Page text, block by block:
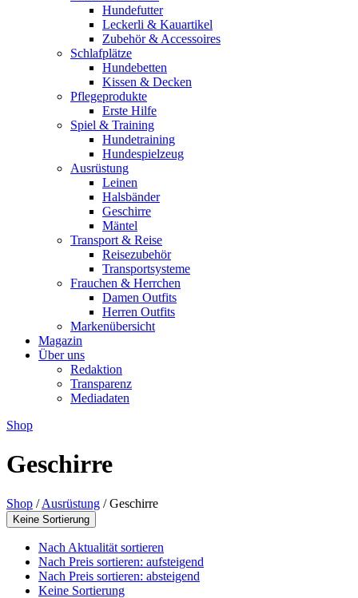
Hundefutter
Leckerli & Kauartikel
Zubehör & Accessoires
Schlafplätze
Hundebetten
Kissen & Decken
Pflegeprodukte
Erste Hilfe
Spiel & Training
Hundetraining
Hundespielzeug
Ausrüstung
Leinen
Halsbänder
Geschirre
Mäntel
Transport & Reise
Reisezubehör
Transportsysteme
Frauchen & Herrchen
Damen Outfits
Herren Outfits
Markenübersicht
Magazin
Über uns
Redaktion
Transparenz
Mediadaten
Shop
Geschirre
Shop /Ausrüstung /Geschirre
Keine Sortierung
Nach Aktualität sortieren
Nach Preis sortieren: aufsteigend
Nach Preis sortieren: absteigend
Keine Sortierung